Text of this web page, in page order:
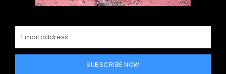
SUBSCRIBE NOW